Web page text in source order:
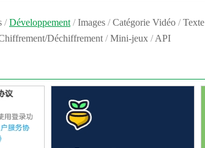
/ Développement / Images / Catégorie Vidéo / Texte
Déchiffrement / Mini-jeux / API